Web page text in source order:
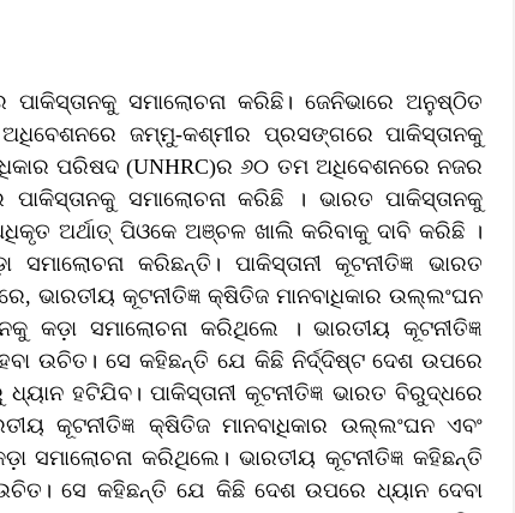
ସମାଲୋଚନା କରିଛି। ଜେନିଭାରେ ଅନୁଷ୍ଠିତ
ଜମ୍ମୁ-କଶ୍ମୀର ପ୍ରସଙ୍ଗରେ ପାକିସ୍ତାନକୁ
ପରିଷଦ (UNHRC)ର ୬୦ ତମ ଅଧିବେଶନରେ ନଜର
ସମାଲୋଚନା କରିଛି । ଭାରତ ପାକିସ୍ତାନକୁ
ଅର୍ଥାତ୍ ପିଓକେ ଅଞ୍ଚଳ ଖାଲି କରିବାକୁ ଦାବି କରିଛି ।
କରିଛନ୍ତି। ପାକିସ୍ତାନୀ କୂଟନୀତିଜ୍ଞ ଭାରତ
ଭାରତୀୟ କୂଟନୀତିଜ୍ଞ କ୍ଷିତିଜ ମାନବାଧିକାର ଉଲ୍ଲଂଘନ
କଡ଼ା ସମାଲୋଚନା କରିଥିଲେ । ଭାରତୀୟ କୂଟନୀତିଜ୍ଞ
ଉଚିତ। ସେ କହିଛନ୍ତି ଯେ କିଛି ନିର୍ଦ୍ଦିଷ୍ଟ ଦେଶ ଉପରେ
ହଟିଯିବ। ପାକିସ୍ତାନୀ କୂଟନୀତିଜ୍ଞ ଭାରତ ବିରୁଦ୍ଧରେ
କୂଟନୀତିଜ୍ଞ କ୍ଷିତିଜ ମାନବାଧିକାର ଉଲ୍ଲଂଘନ ଏବଂ
ସମାଲୋଚନା କରିଥିଲେ। ଭାରତୀୟ କୂଟନୀତିଜ୍ଞ କହିଛନ୍ତି
ସେ କହିଛନ୍ତି ଯେ କିଛି ଦେଶ ଉପରେ ଧ୍ୟାନ ଦେବା